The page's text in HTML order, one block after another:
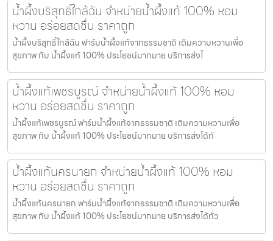
น้ำผึ้งบริสุทธิ์ใกล้ฉัน จำหน่ายน้ำผึ้งแท้ 100% หอม
หวาน อร่อยสดชื่น ราคาถูก
น้ำผึ้งบริสุทธิ์ใกล้ฉัน ฟาร์มน้ำผึ้งแท้จากธรรมชาติ เติมความหวานเพื่อ
สุขภาพ กับ น้ำผึ้งแท้ 100% ประโยชน์มากมาย บริการส่งไ
น้ำผึ้งแท้เพชรบูรณ์ จำหน่ายน้ำผึ้งแท้ 100% หอม
หวาน อร่อยสดชื่น ราคาถูก
น้ำผึ้งแท้เพชรบูรณ์ ฟาร์มน้ำผึ้งแท้จากธรรมชาติ เติมความหวานเพื่อ
สุขภาพ กับ น้ำผึ้งแท้ 100% ประโยชน์มากมาย บริการส่งได้ทั
น้ำผึ้งแท้นครนายก จำหน่ายน้ำผึ้งแท้ 100% หอม
หวาน อร่อยสดชื่น ราคาถูก
น้ำผึ้งแท้นครนายก ฟาร์มน้ำผึ้งแท้จากธรรมชาติ เติมความหวานเพื่อ
สุขภาพ กับ น้ำผึ้งแท้ 100% ประโยชน์มากมาย บริการส่งได้ทั่ว